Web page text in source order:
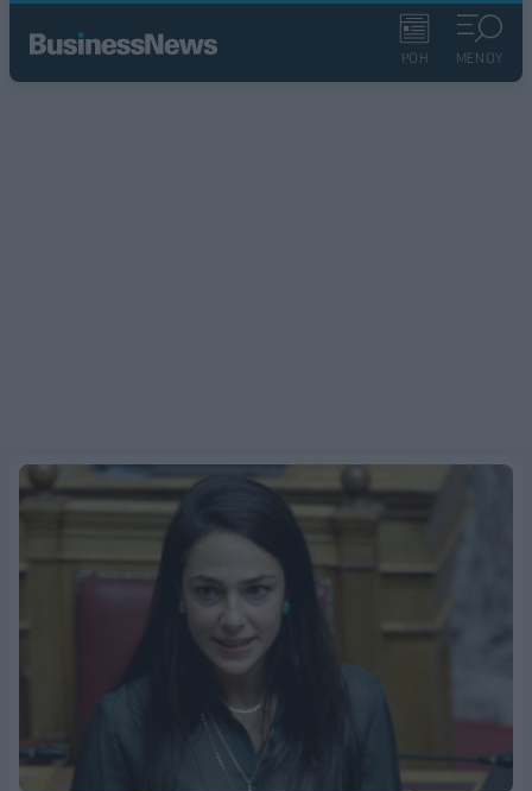
ΡΟΗ ΜΕΝΟΥ